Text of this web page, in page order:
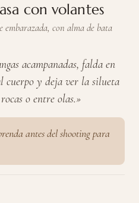
con volantes
embarazada, con alma de bata
acampanadas, falda en
cuerpo y deja ver la silueta
o entre olas.»
antes del shooting para